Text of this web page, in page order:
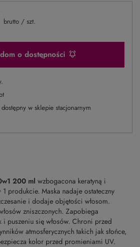
brutto / szt.
o dostępności
w sklepie stacjonarnym
200 ml wzbogacona keratyną i
produkcie. Maska nadaje ostateczny
i dodaje objętości włosom.
zniszczonych. Zapobiega
puszeniu się włosów. Chroni przed
atmosferycznych takich jak słońce,
kolor przed promieniami UV.